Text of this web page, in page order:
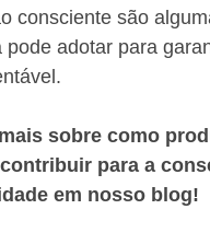
consciente são
pode adotar para
sobre como
para a
em nosso blog!